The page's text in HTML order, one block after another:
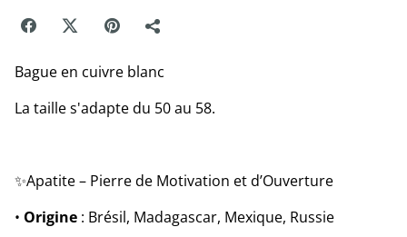
Bague en cuivre blanc
La taille s'adapte du 50 au 58.
✨Apatite – Pierre de Motivation et d’Ouverture
• Origine : Brésil, Madagascar, Mexique, Russie